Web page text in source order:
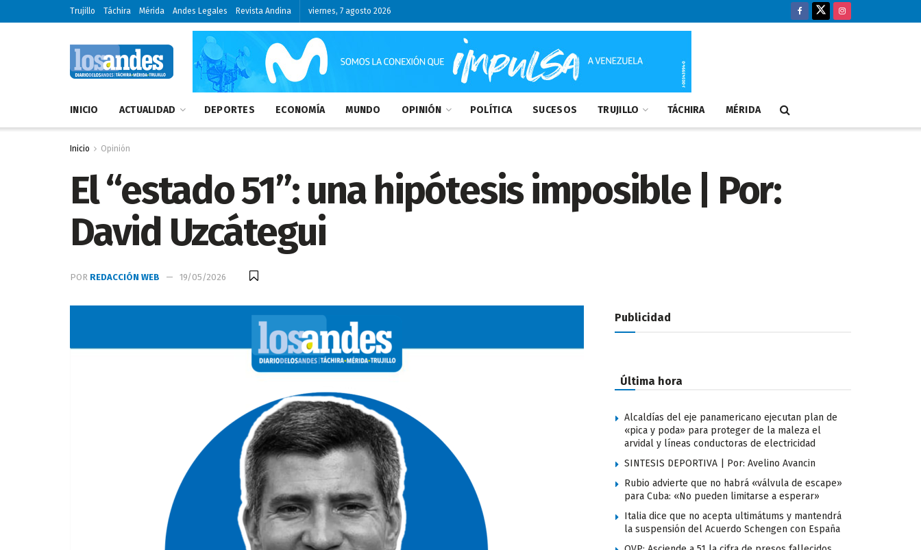
Trujillo Táchira Mérida Andes Legales Revista Andina viernes, 7 agosto 2026
INICIO ACTUALIDAD DEPORTES ECONOMÍA MUNDO OPINIÓN POLÍTICA SUCESOS TRUJILLO TÁCHIRA MÉRIDA
Inicio Opinión
El “estado 51”: una hipótesis imposible | Por:
David Uzcátegui
POR REDACCIÓN WEB 19/05/2026
Publicidad
Última hora
Alcaldías del eje panamericano ejecutan plan de
«pica y poda» para proteger de la maleza el
arvidal y líneas conductoras de electricidad
SINTESIS DEPORTIVA | Por: Avelino Avancin
Rubio advierte que no habrá «válvula de escape»
para Cuba: «No pueden limitarse a esperar»
Italia dice que no acepta ultimátums y mantendrá
la suspensión del Acuerdo Schengen con España